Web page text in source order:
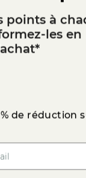
en ligne ou en
en
points à
les en
de